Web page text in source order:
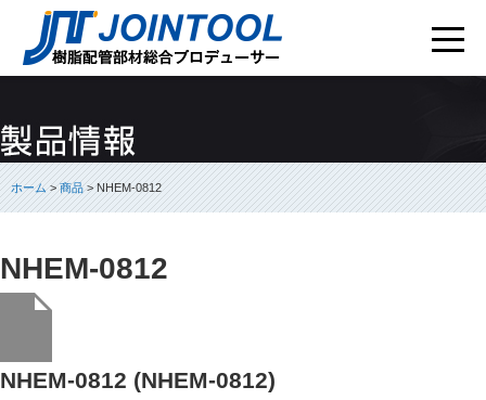
ホーム>商品> NHEM-0812
NHEM-0812
NHEM-0812 (NHEM-0812)